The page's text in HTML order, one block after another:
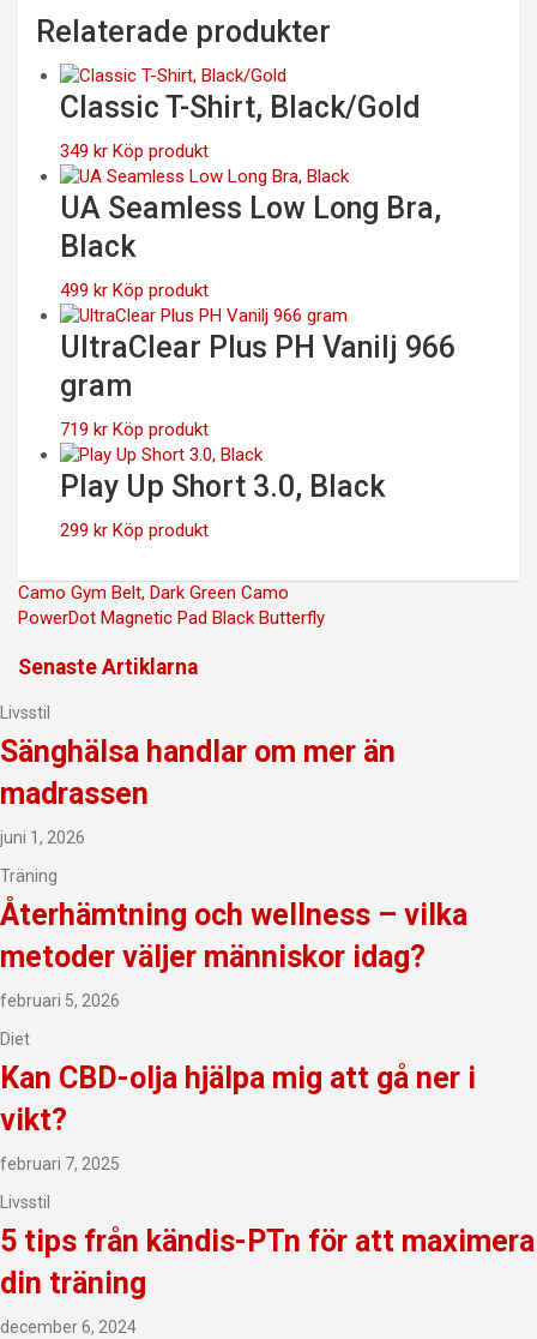
Relaterade produkter
Classic T-Shirt, Black/Gold
349 kr Köp produkt
UA Seamless Low Long Bra,
Black
499 kr Köp produkt
UltraClear Plus PH Vanilj 966
gram
719 kr Köp produkt
Play Up Short 3.0, Black
299 kr Köp produkt
Inläggsnavigering
Camo Gym Belt, Dark Green Camo
PowerDot Magnetic Pad Black Butterfly
Senaste Artiklarna
Livsstil
Sänghälsa handlar om mer än
madrassen
juni 1, 2026
Träning
Återhämtning och wellness – vilka
metoder väljer människor idag?
februari 5, 2026
Diet
Kan CBD-olja hjälpa mig att gå ner i
vikt?
februari 7, 2025
Livsstil
5 tips från kändis-PTn för att maximera
din träning
december 6, 2024